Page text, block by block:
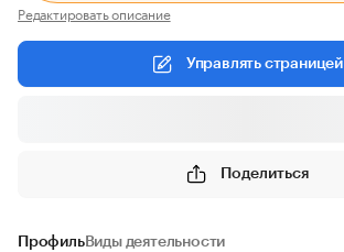
Редактировать описание
Управлять страницей
Поделиться
ПрофильВиды деятельности